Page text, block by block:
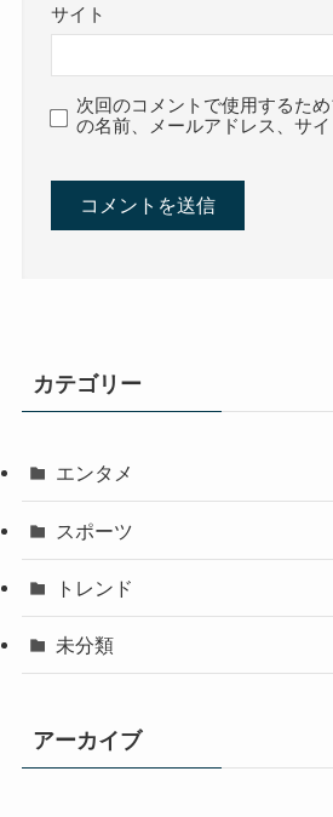
サイト
次回のコメントで使用するた
の名前、メールアドレス、サイ
カテゴリー
エンタメ
スポーツ
トレンド
未分類
アーカイブ